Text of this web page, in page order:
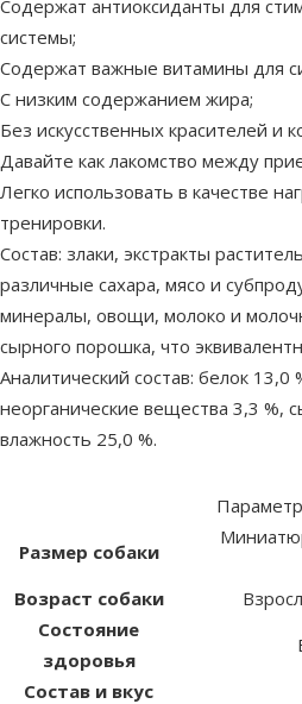
Содержат антиоксиданты для
системы;
Содержат важные витамины для
С низким содержанием жира;
Без искусственных красителей и
Давайте как лакомство между
Легко использовать в качестве
тренировки.
Состав: злаки, экстракты
различные сахара, мясо и
минералы, овощи, молоко и
сырного порошка, что
Аналитический состав: белок 13,0
неорганические вещества 3,3 %,
влажность 25,0 %.
Размер собаки
Возраст собаки
Состояние
здоровья
Состав и вкус